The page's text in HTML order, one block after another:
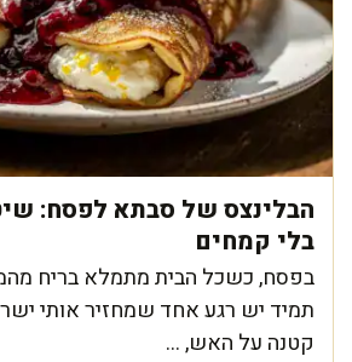
הבלינצס של סבתא לפסח:
בלי קמחים
בפסח, כשכל הבית מתמלא בריח
תמיד יש רגע אחד שמחזיר אותי
קטנה על האש, ...